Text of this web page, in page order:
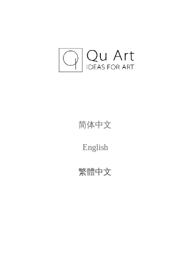
English
简体中文
繁體中文